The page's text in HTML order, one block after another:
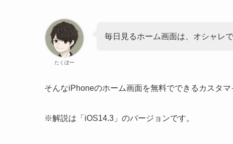
たくぼー
毎日見るホーム画面は、オシャレ
そんなiPhoneのホーム画面を無料でできるカスタマ
※解説は「iOS14.3」のバージョンです。